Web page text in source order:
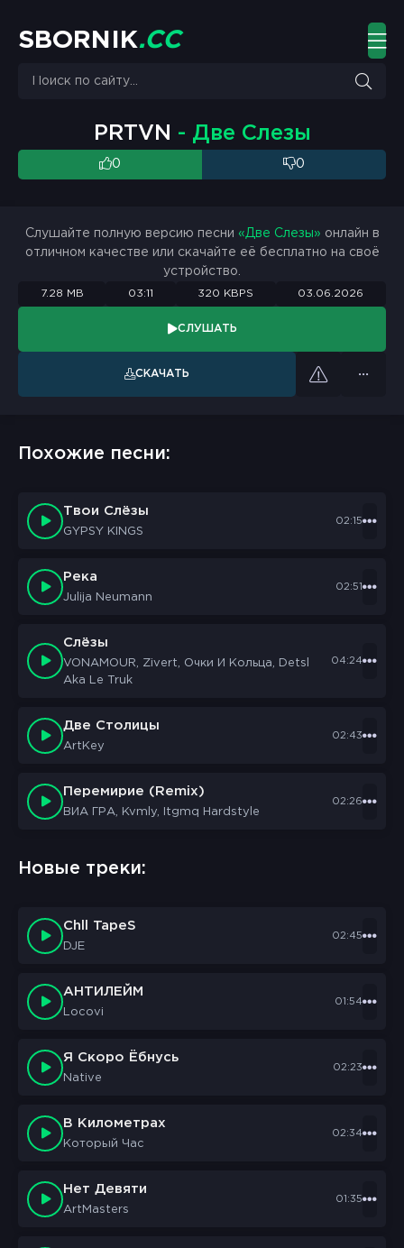
S BO R N K.CC
PRTVN - Две Слезы
0 0
Слушайте полную версию песни «Две Слезы» онлайн в
отличном качестве или скачайте её бесплатно на своё
устройство.
7.28 MB 03:11 320 KBPS 03.06.2026
СЛУШАТЬ
СКАЧАТЬ
Похожие песни:
Твои Слёзы
GYPSY KINGS
02:15
Река
Julija Neumann
02:51
Слёзы
VONAMOUR, Zivert, Очки И Кольца, Detsl
Aka Le Truk
04:24
Две Столицы
ArtKey
02:43
Перемирие (Remix)
ВИА ГРА, Kvmly, Itgmq Hardstyle
02:26
Новые треки:
Chll TapeS
DJE
02:45
АНТИЛЕЙМ
Locovi
01:54
Я Скоро Ёбнусь
Native
02:23
В Километрах
Который Час
02:34
Нет Девяти
ArtMasters
01:35